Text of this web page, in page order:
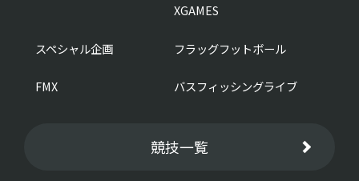
XGAMES
スペシャル企画 フラッグフットボール
FMX バスフィッシングライブ
競技一覧